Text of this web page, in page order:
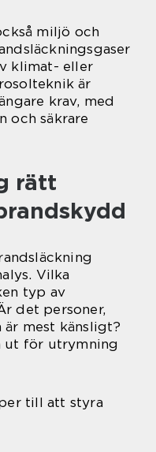
miljö och
klimat- eller
är
krav, med
och säkrare
rätt
Vilka
typ av
det personer,
mest känsligt?
ut för utrymning
till att styra